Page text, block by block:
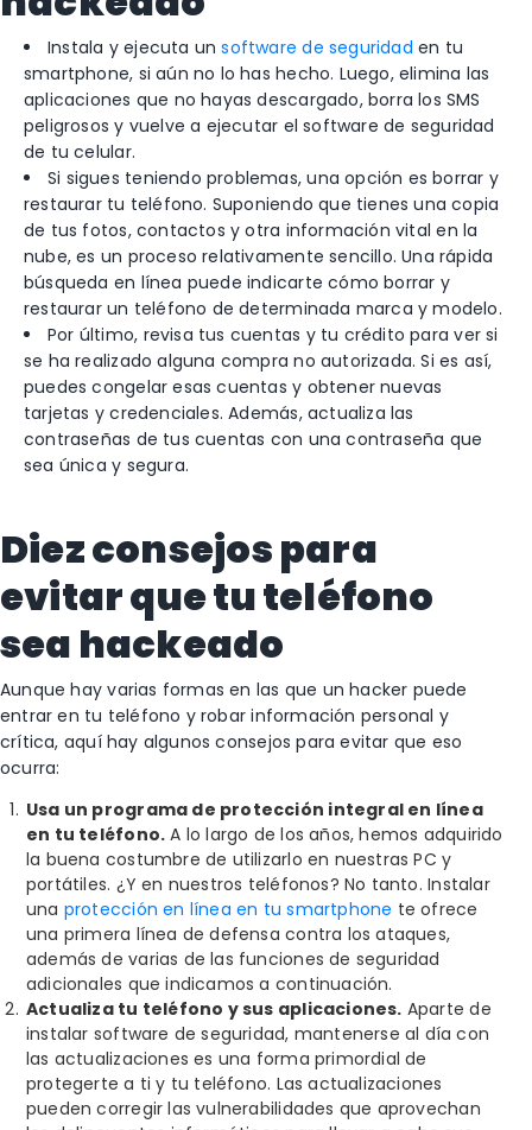
Instala y ejecuta unsoftware de seguridad en tu
smartphone, si aún no lo has hecho. Luego, elimina las
aplicaciones que no hayas descargado, borra los SMS
peligrosos y vuelve a ejecutar el software de seguridad
de tu celular.
Si sigues teniendo problemas, una opción es borrar y
restaurar tu teléfono. Suponiendo que tienes una copia
de tus fotos, contactos y otra información vital en la
nube, es un proceso relativamente sencillo. Una rápida
búsqueda en línea puede indicarte cómo borrar y
restaurar un teléfono de determinada marca y modelo.
Por último, revisa tus cuentas y tu crédito para ver si
se ha realizado alguna compra no autorizada. Si es así,
puedes congelar esas cuentas y obtener nuevas
tarjetas y credenciales. Además, actualiza las
contraseñas de tus cuentas con una contraseña que
sea única y segura.
Diez consejos para
evitar que tu teléfono
sea hackeado
Aunque hay varias formas en las que un hacker puede
entrar en tu teléfono y robar información personal y
crítica, aquí hay algunos consejos para evitar que eso
ocurra:
Usa un programa de protección integral en línea
en tu teléfono. A lo largo de los años, hemos adquirido
la buena costumbre de utilizarlo en nuestras PC y
portátiles. ¿Y en nuestros teléfonos? No tanto. Instalar
una protección en línea en tu smartphone te ofrece
una primera línea de defensa contra los ataques,
además de varias de las funciones de seguridad
adicionales que indicamos a continuación.
Actualiza tu teléfono y sus aplicaciones. Aparte de
instalar software de seguridad, mantenerse al día con
las actualizaciones es una forma primordial de
protegerte a ti y tu teléfono. Las actualizaciones
pueden corregir las vulnerabilidades que aprovechan